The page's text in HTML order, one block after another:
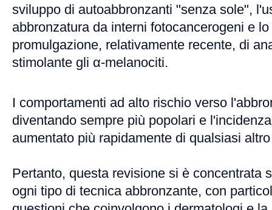
sviluppo di autoabbronzanti "senza sole",
abbronzatura da interni fotocancerogeni e
promulgazione, relativamente recente, di
stimolante gli α-melanociti.
I comportamenti ad alto rischio verso
diventando sempre più popolari e
aumentato più rapidamente di qualsiasi
Pertanto, questa revisione si è concentrata
ogni tipo di tecnica abbronzante, con